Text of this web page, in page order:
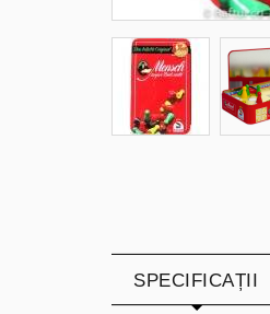
SPECIFICAȚII